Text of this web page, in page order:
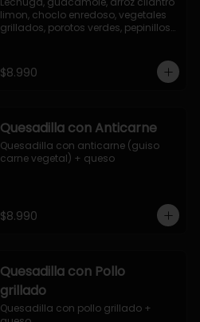
limon, choclo enredoso, vegetales
grillados, porotos verdes, pepinillos
$8.990
Quesadilla con Anticarne
Quesadilla con anticarne (guiso
carne vegetal) + queso
$8.990
Quesadilla con Pollo
grillado
Quesadilla con pollo grillado +